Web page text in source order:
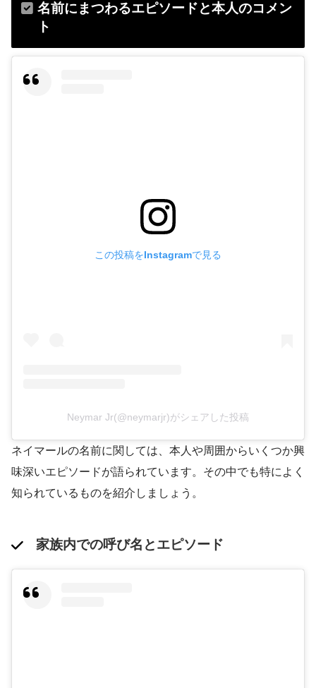
名前にまつわるエピソードと本人のコメン
ト
この投稿をInstagramで見る
Neymar Jr(@neymarjr)がシェアした投稿
ネイマールの名前に関しては、本人や周囲からいくつか興
味深いエピソードが語られています。その中でも特によく
知られているものを紹介しましょう。
家族内での呼び名とエピソード